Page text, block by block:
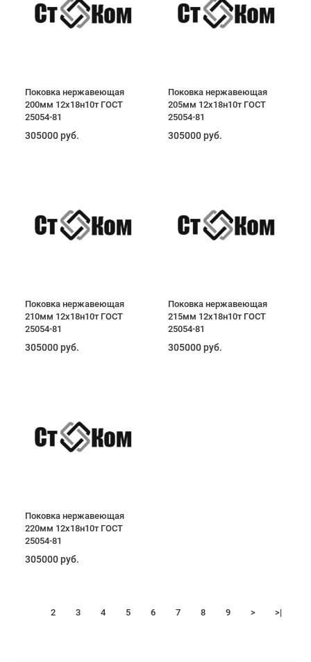
Поковка нержавеющая
200мм 12х18н10т ГОСТ
25054-81
305000 руб.
Поковка нержавеющая
205мм 12х18н10т ГОСТ
25054-81
305000 руб.
Поковка нержавеющая
210мм 12х18н10т ГОСТ
25054-81
305000 руб.
Поковка нержавеющая
215мм 12х18н10т ГОСТ
25054-81
305000 руб.
Поковка нержавеющая
220мм 12х18н10т ГОСТ
25054-81
305000 руб.
2 3 4 5 6 7 8 9 > >|